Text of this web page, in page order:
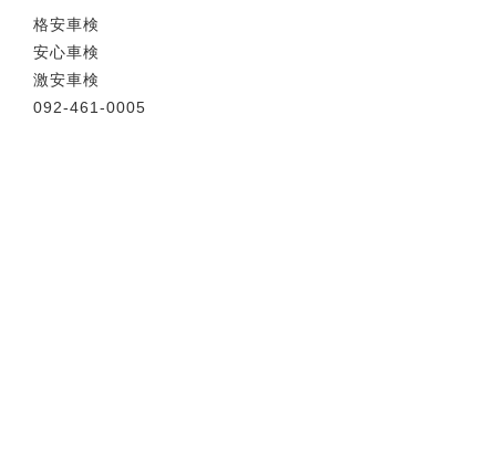
格安車検
安心車検
激安車検
092-461-0005